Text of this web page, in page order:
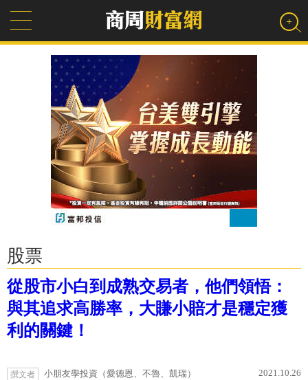
股票
從股市小白到成熟交易者，他們領悟：
與其追求高勝率，大賺小賠才是穩定獲
利的關鍵！
撰文者 小朋友學投資（愛德恩、不魯、凱瑞） 2021.10.26